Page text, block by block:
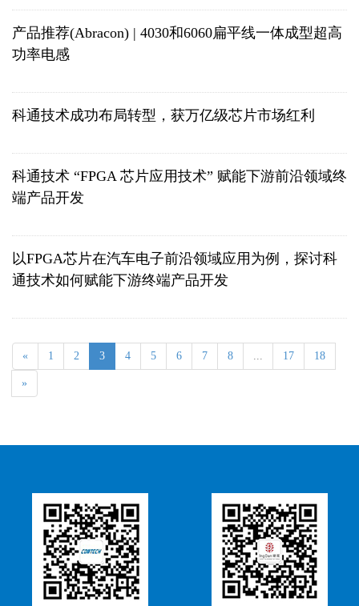
产品推荐(Abracon) | 4030和6060扁平线一体成型超高
功率电感
科通技术成功布局转型，获万亿级芯片市场红利
科通技术 “FPGA 芯片应用技术” 赋能下游前沿领域终
端产品开发
以FPGA芯片在汽车电子前沿领域应用为例，探讨科
通技术如何赋能下游终端产品开发
« 1 2 3 4 5 6 7 8 ... 17 18
»